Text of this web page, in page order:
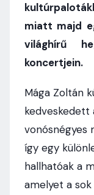
miatt majd
világhírű
koncertjein.
Mága Zoltán
kedveskedett
vonósnégyes
így egy
hallhatóak a
amelyet a sok